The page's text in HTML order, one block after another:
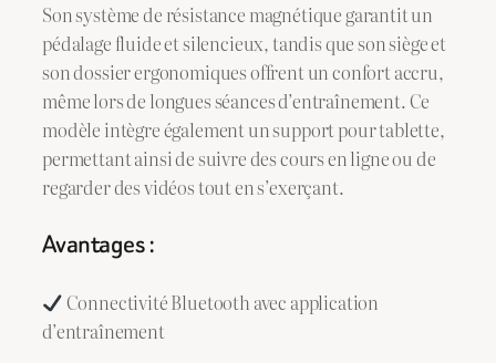
Son système de résistance magnétique garantit un
pédalage fluide et silencieux, tandis que son siège et
son dossier ergonomiques offrent un confort accru,
même lors de longues séances d’entraînement. Ce
modèle intègre également un support pour tablette,
permettant ainsi de suivre des cours en ligne ou de
regarder des vidéos tout en s’exerçant.
Avantages :
Connectivité Bluetooth avec application
d’entraînement